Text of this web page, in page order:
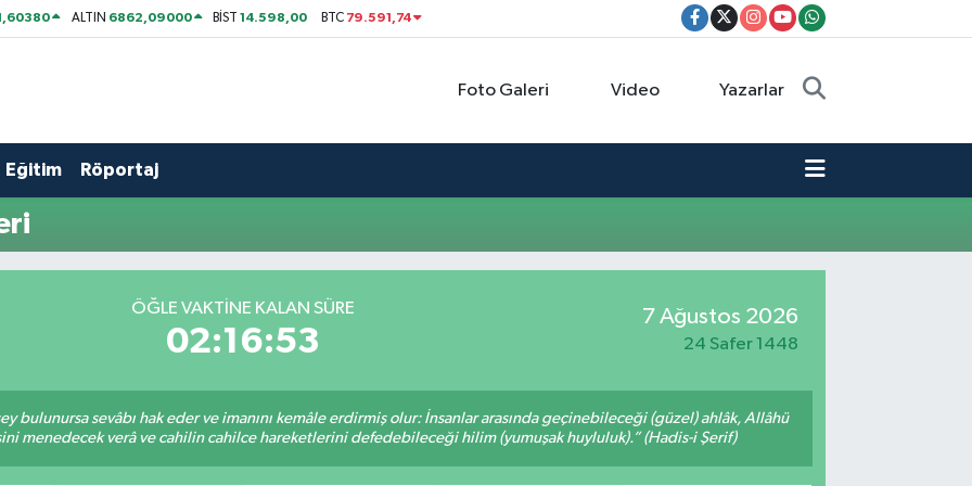
ALTIN 6862,09000 BİST14.598,00 BTC 79.591,74
Foto Galeri Video Yazarlar
Eğitim Röportaj
ÖĞLE VAKTİNE KALAN SÜRE
02:16:52
7 Ağustos 2026
24 Safer 1448
bulunursa sevâbı hak eder ve imanını kemâle erdirmiş olur: İnsanlar arasında geçinebileceği (güzel) ahlâk, Allâhü
menedecek verâ ve cahilin cahilce hareketlerini defedebileceği hilim (yumuşak huyluluk).” (Hadis-i Şerif)